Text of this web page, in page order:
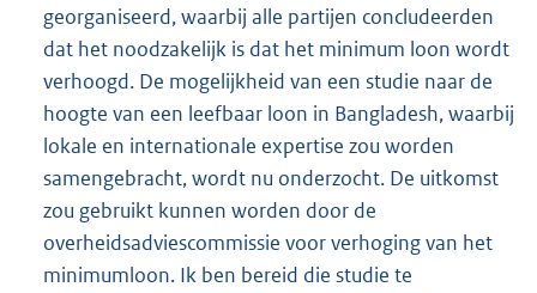
georganiseerd, waarbij alle partijen concludeerden
dat het noodzakelijk is dat het minimum loon wordt
verhoogd. De mogelijkheid van een studie naar de
hoogte van een leefbaar loon in Bangladesh, waarbij
lokale en internationale expertise zou worden
samengebracht, wordt nu onderzocht. De uitkomst
zou gebruikt kunnen worden door de
overheidsadviescommissie voor verhoging van het
minimumloon. Ik ben bereid die studie te